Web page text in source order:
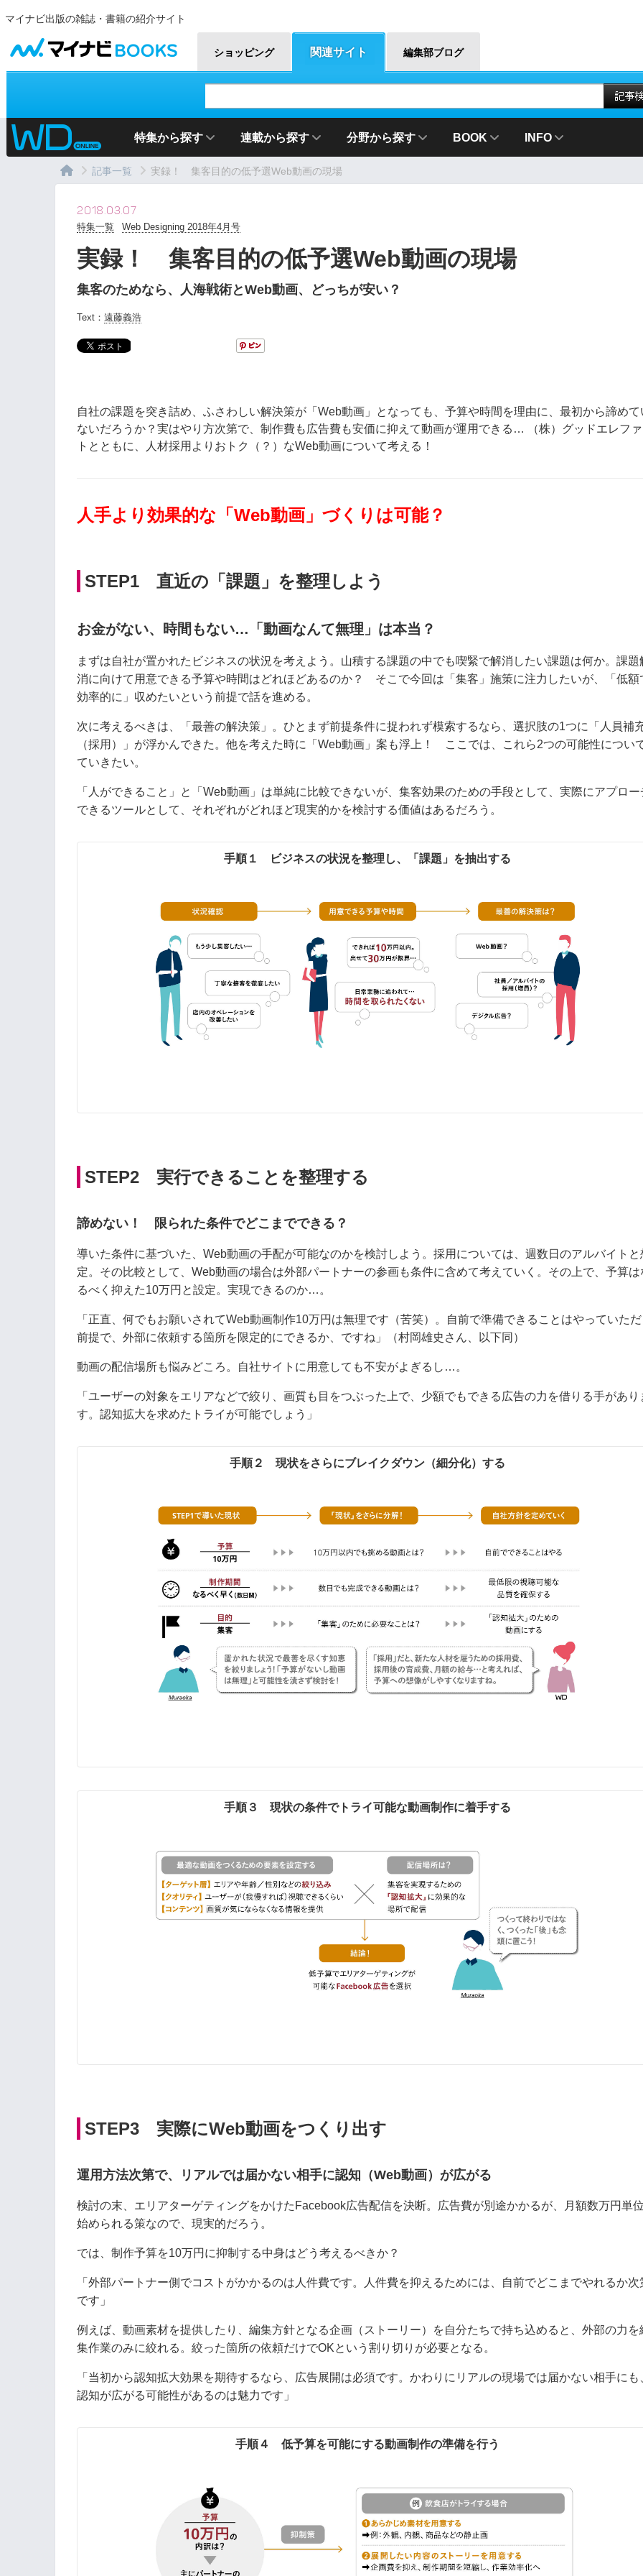
マイナビ出版の雑誌・書籍の紹介サイト
マイナビBOOKS
ショッピング 関連サイト 編集部ブログ
特集から探す 連載から探す 分野から探す BOOK INFO
記事一覧 実録！ 集客目的の低予選Web動画の現場
2018.03.07
特集一覧 Web Designing 2018年4月号
実録！ 集客目的の低予選Web動画の現場
集客のためなら、人海戦術とWeb動画、どっちが安い？
Text： 遠藤義浩
自社の課題を突き詰め、ふさわしい解決策が「Web動画」となっても、予算や時間を理由に、最初から諦めて
ないだろうか？実はやり方次第で、制作費も広告費も安価に抑えて動画が運用できる… （株）グッドエレフ
トとともに、人材採用よりおトク（？）なWeb動画について考える！
人手より効果的な「Web動画」づくりは可能？
STEP1 直近の「課題」を整理しよう
お金がない、時間もない…「動画なんて無理」は本当？
まずは自社が置かれたビジネスの状況を考えよう。山積する課題の中でも喫緊で解消したい課題は何か。課題
消に向けて用意できる予算や時間はどれほどあるのか？ そこで今回は「集客」施策に注力したいが、「低額
効率的に」収めたいという前提で話を進める。
次に考えるべきは、「最善の解決策」。ひとまず前提条件に捉われず模索するなら、選択肢の1つに「人員補
（採用）」が浮かんできた。他を考えた時に「Web動画」案も浮上！ ここでは、これら2つの可能性につい
ていきたい。
「人ができること」と「Web動画」は単純に比較できないが、集客効果のための手段として、実際にアプロー
できるツールとして、それぞれがどれほど現実的かを検討する価値はあるだろう。
手順１ ビジネスの状況を整理し、「課題」を抽出する
STEP2 実行できることを整理する
諦めない！ 限られた条件でどこまでできる？
導いた条件に基づいた、Web動画の手配が可能なのかを検討しよう。採用については、週数日のアルバイトと
定。その比較として、Web動画の場合は外部パートナーの参画も条件に含めて考えていく。その上で、予算は
るべく抑えた10万円と設定。実現できるのか…。
「正直、何でもお願いされてWeb動画制作10万円は無理です（苦笑）。自前で準備できることはやっていた
前提で、外部に依頼する箇所を限定的にできるか、ですね」（村岡雄史さん、以下同）
動画の配信場所も悩みどころ。自社サイトに用意しても不安がよぎるし…。
「ユーザーの対象をエリアなどで絞り、画質も目をつぶった上で、少額でもできる広告の力を借りる手があり
す。認知拡大を求めたトライが可能でしょう」
手順２ 現状をさらにブレイクダウン（細分化）する
手順３ 現状の条件でトライ可能な動画制作に着手する
STEP3 実際にWeb動画をつくり出す
運用方法次第で、リアルでは届かない相手に認知（Web動画）が広がる
検討の末、エリアターゲティングをかけたFacebook広告配信を決断。広告費が別途かかるが、月額数万円単
始められる策なので、現実的だろう。
では、制作予算を10万円に抑制する中身はどう考えるべきか？
「外部パートナー側でコストがかかるのは人件費です。人件費を抑えるためには、自前でどこまでやれるか次
です」
例えば、動画素材を提供したり、編集方針となる企画（ストーリー）を自分たちで持ち込めると、外部の力を
集作業のみに絞れる。絞った箇所の依頼だけでOKという割り切りが必要となる。
「当初から認知拡大効果を期待するなら、広告展開は必須です。かわりにリアルの現場では届かない相手にも
認知が広がる可能性があるのは魅力です」
手順４ 低予算を可能にする動画制作の準備を行う